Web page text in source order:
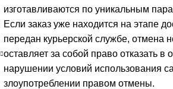
изготавливаются по уникальным
Если заказ уже находится на этапе
передан курьерской службе, отмена
оставляет за собой право отказать в
нарушении условий использования
злоупотреблении правом отмены.